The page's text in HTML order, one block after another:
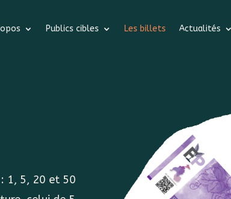
Publics cibles Les billets Actualités
1, 5, 20 et 50